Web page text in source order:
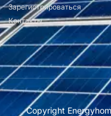
Зарегистрироваться
Контакты
Copyright